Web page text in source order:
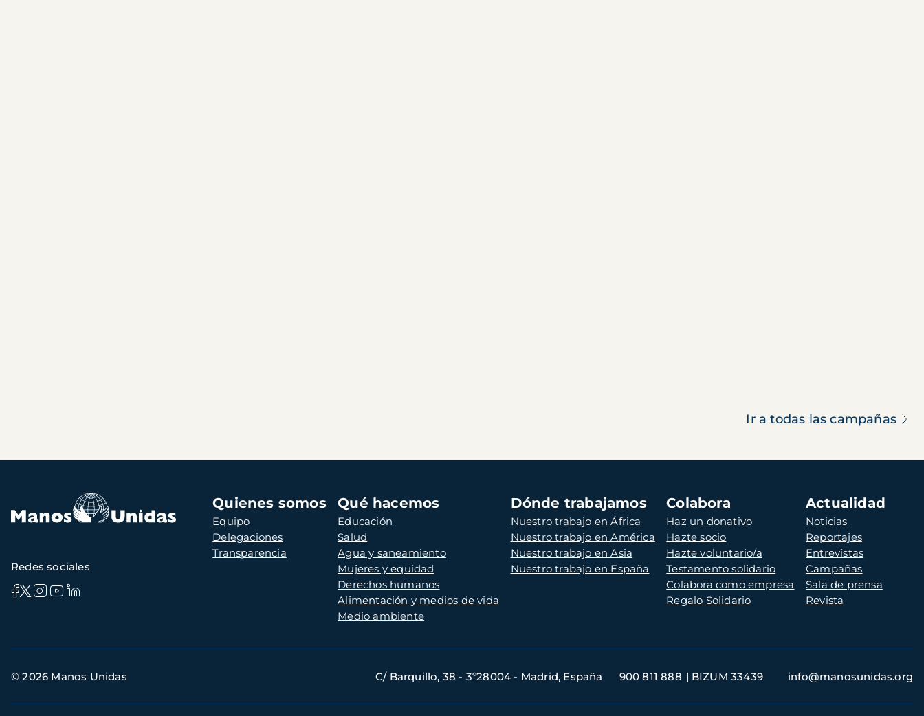
Ir a todas las campañas
Navegación
principal
Quienes somos
Equipo
Delegaciones
Transparencia
Qué hacemos
Educación
Salud
Agua y saneamiento
Mujeres y equidad
Derechos humanos
Alimentación y medios de vida
Medio ambiente
Dónde trabajamos
Nuestro trabajo en África
Nuestro trabajo en América
Nuestro trabajo en Asia
Nuestro trabajo en España
Colabora
Haz un donativo
Hazte socio
Hazte voluntario/a
Testamento solidario
Colabora como empresa
Regalo Solidario
Actualidad
Noticias
Reportajes
Entrevistas
Campañas
Sala de prensa
Revista
Redes sociales
de
© 2026 Manos Unidas C/ Barquillo, 38 - 3º28004 - Madrid, España 900 811 888 BIZUM 33439 info@manosunidas.org